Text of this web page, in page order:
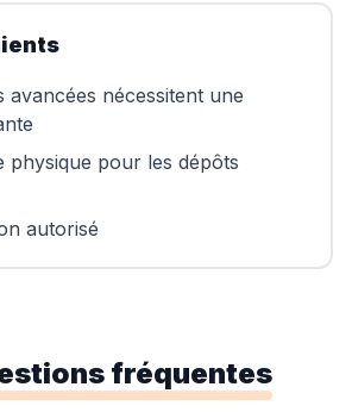
avancées nécessitent une
physique pour les dépôts
autorisé
fréquentes